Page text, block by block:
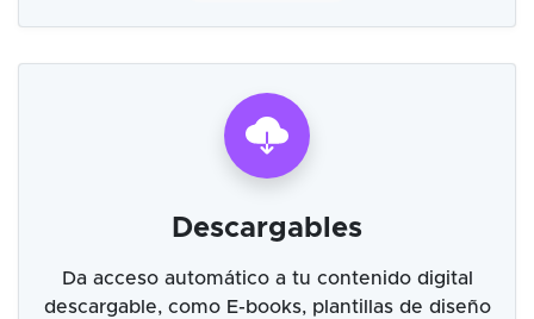
Descargables
Da acceso automático a tu contenido digital
descargable, como E-books, plantillas de diseño